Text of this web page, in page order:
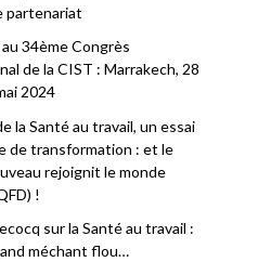
partenariat
34ème Congrès
de la CIST : Marrakech, 28
2024
la Santé au travail, un essai
de transformation : et le
rejoignit le monde
!
sur la Santé au travail :
méchant flou…